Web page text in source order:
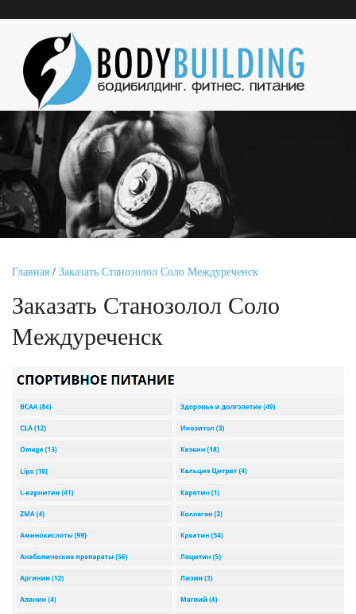
Главная / Заказать Станозолол Соло Междуреченск
Заказать Станозолол Соло
Междуреченск